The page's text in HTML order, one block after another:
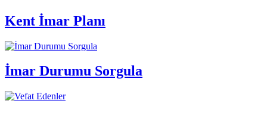
Kent İmar Planı
İmar Durumu Sorgula